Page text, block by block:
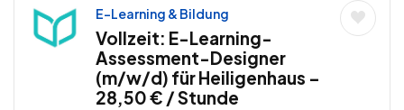
E-Learning & Bildung
Vollzeit: E-Learning-
Assessment-Designer
(m/w/d) für Heiligenhaus –
28,50 € / Stunde